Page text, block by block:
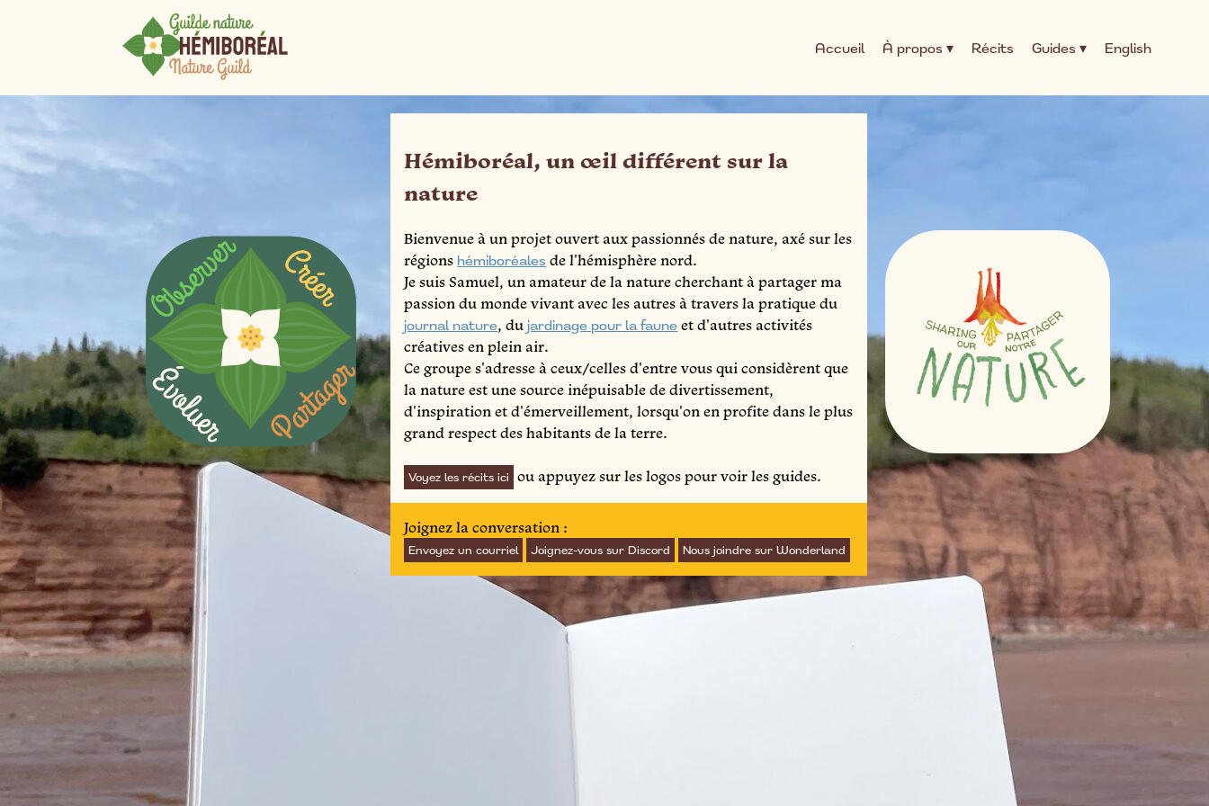
Accueil À propos ▾ Récits Guides ▾ English
Hémiboréal, un œil différent sur la
nature
Bienvenue à un projet ouvert aux passionnés de nature, axé sur les
régions hémiboréales de l'hémisphère nord.
Je suis Samuel, un amateur de la nature cherchant à partager ma
passion du monde vivant avec les autres à travers la pratique du
journal nature, du jardinage pour la faune et d'autres activités
créatives en plein air.
Ce groupe s'adresse à ceux/celles d'entre vous qui considèrent que
la nature est une source inépuisable de divertissement,
d'inspiration et d'émerveillement, lorsqu'on en profite dans le plus
grand respect des habitants de la terre.
Voyez les récits ici ou appuyez sur les logos pour voir les guides.
Joignez la conversation :
Envoyez un courriel Joignez-vous sur Discord Nous joindre sur Wonderland